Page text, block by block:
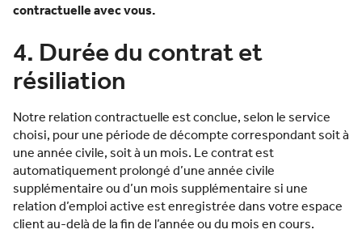
contractuelle avec vous.
4. Durée du contrat et
résiliation
Notre relation contractuelle est conclue, selon le service
choisi, pour une période de décompte correspondant soit à
une année civile, soit à un mois. Le contrat est
automatiquement prolongé d’une année civile
supplémentaire ou d’un mois supplémentaire si une
relation d’emploi active est enregistrée dans votre espace
client au-delà de la fin de l’année ou du mois en cours.